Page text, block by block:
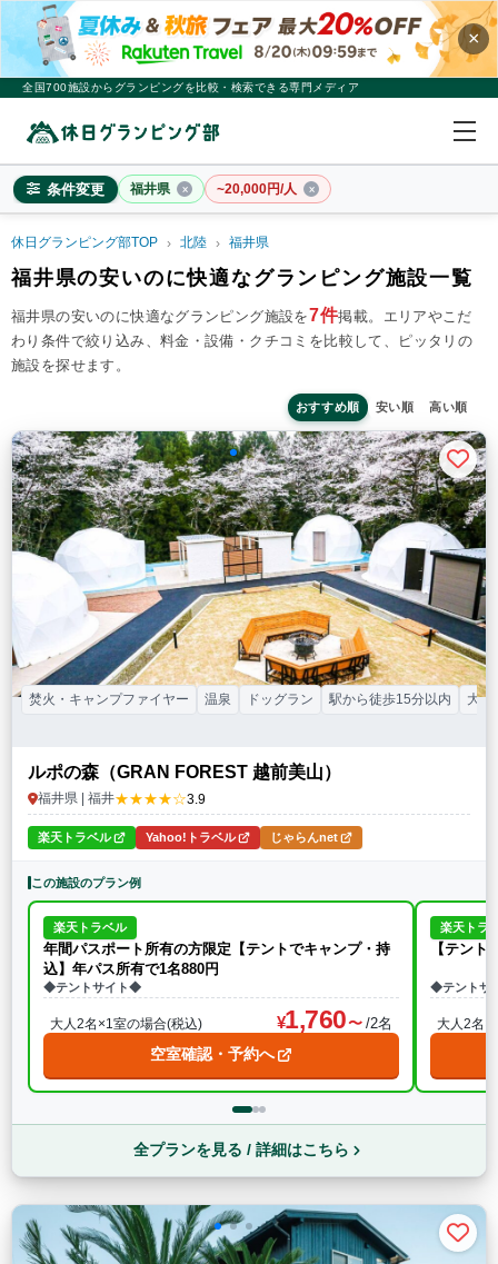
×
全国700施設からグランピングを比較・検索できる専門メディア
条件変更 福井県 ~20,000円/人
2名 室
料金目安※4名利用時の1名最安値
~20,000円/人
ペット連れ
施設タイプ
ドームテント コットンテント コテージ・ロッジ
バンガロー・キャビン 1組限定貸切
特徴・アクティビティ
BBQ サウナ・テントサウナ 焚火・キャンプファイヤー
温泉 海水浴 ドッグラン 駅から徒歩15分以内
駅から送迎あり
条件をクリア この条件で再検索
休日グランピング部TOP 北陸 福井県
福井県の安いのに快適なグランピング施設一覧
福井県の安いのに快適なグランピング施設を7件掲載。 エリアやこだ
わり条件で絞り込み、料金・設備・クチコミを比較して、ピッタリの
施設を探せます。
おすすめ順 安い順 高い順
ルポの森（GRAN FOREST 越前美山）
福井県 | 福井★★★★☆3.9
焚火・キャンプファイヤー 温泉 ドッグラン 駅から徒歩15分以内 大人
楽天トラベル Yahoo!トラベル じゃらんnet
この施設のプラン例
楽天トラベル
年間パスポート所有の方限定【テントでキャンプ・持
込】年パス所有で1名880円
◆テントサイト◆
大人2名×1室の場合(税込) 1,760 /2名
空室確認・予約へ
楽天トラ
【テント
◆テントサ
大人2名
全プランを見る / 詳細はこちら